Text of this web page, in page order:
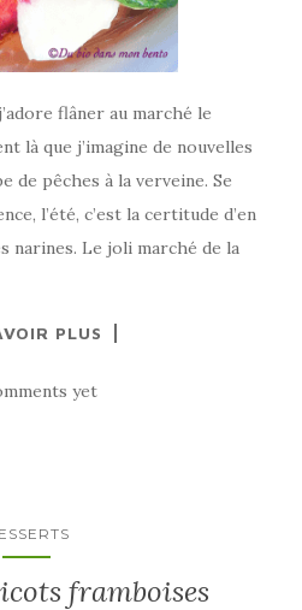
flâner au marché le
là que j’imagine de nouvelles
de pêches à la verveine. Se
l’été, c’est la certitude d’en
narines. Le joli marché de la
PLUS
yet
framboises